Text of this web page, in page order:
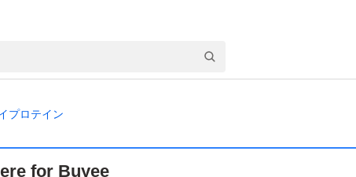
プロテイン
for Buyee